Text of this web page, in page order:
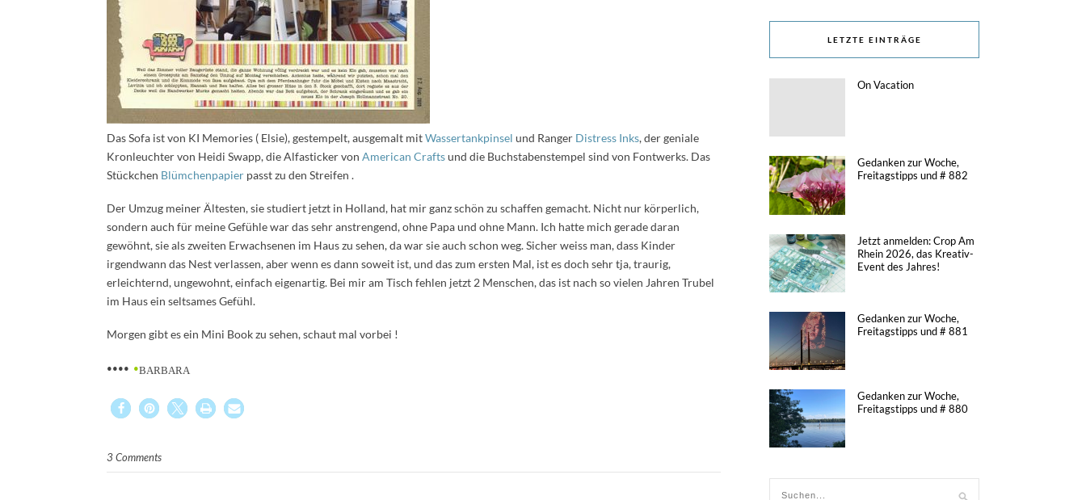
Das Sofa ist von KI Memories ( Elsie), gestempelt, ausgemalt mitWassertankpinsel und Ranger Distress Inks, der geniale
Kronleuchter von Heidi Swapp, die Alfasticker von American Craftsund die Buchstabenstempel sind von Fontwerks. Das
Stückchen Blümchenpapier passt zu den Streifen .
Der Umzug meiner Ältesten, sie studiert jetzt in Holland, hat mir ganz schön zu schaffen gemacht. Nicht nur körperlich,
sondern auch für meine Gefühle war das sehr anstrengend, ohne Papa und ohne Mann. Ich hatte mich gerade daran
gewöhnt, sie als zweiten Erwachsenen im Haus zu sehen, da war sie auch schon weg. Sicher weiss man, dass Kinder
irgendwann das Nest verlassen, aber wenn es dann soweit ist, und das zum ersten Mal, ist es doch sehr tja, traurig,
erleichternd, ungewohnt, einfach eigenartig. Bei mir am Tisch fehlen jetzt 2 Menschen, das ist nach so vielen Jahren Trubel
im Haus ein seltsames Gefühl.
Morgen gibt es ein Mini Book zu sehen, schaut mal vorbei !
•••• •BARBARA
3 Comments
LETZTE EINTRÄGE
On Vacation
Gedanken zur Woche,
Freitagstipps und # 882
Jetzt anmelden: Crop Am
Rhein 2026, das Kreativ-
Event des Jahres!
Gedanken zur Woche,
Freitagstipps und # 881
Gedanken zur Woche,
Freitagstipps und # 880